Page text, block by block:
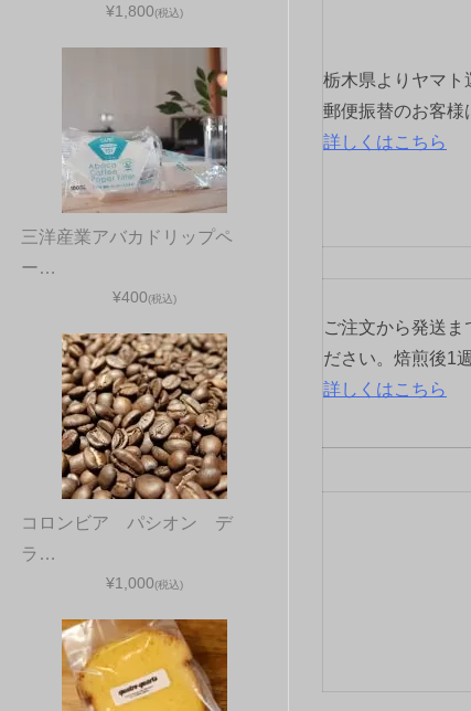
シ
ョ
ン
栃木県よりヤマト
郵便振替のお客様
詳しくはこちら
ご注文から発送ま
ださい。焙煎後1
詳しくはこちら
¥1,800(税込)
三洋産業アバカドリップペ
ー…
¥400(税込)
コロンビア パシオン デ
ラ…
¥1,000(税込)